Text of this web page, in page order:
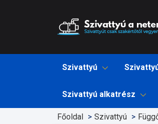
Szivattyú
Szivattyú alkatrész
Főoldal Szivattyú